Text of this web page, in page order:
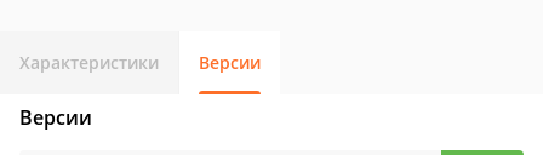
Характеристики Версии
Версии